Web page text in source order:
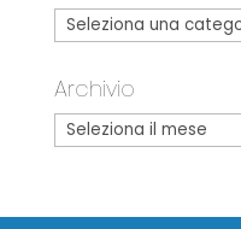
Archivio